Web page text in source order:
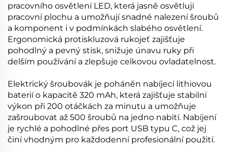
pracovního osvětlení LED, která jasně osvětlují
pracovní plochu a umožňují snadné nalezení šroubů
a komponent i v podmínkách slabého osvětlení.
Ergonomická protiskluzová rukojeť zajišťuje
pohodlný a pevný stisk, snižuje únavu ruky při
delším používání a zlepšuje celkovou ovladatelnost.
Elektrický šroubovák je poháněn nabíjecí lithiovou
baterií o kapacitě 320 mAh, která zajišťuje stabilní
výkon při 200 otáčkách za minutu a umožňuje
zašroubovat až 500 šroubů na jedno nabití. Nabíjení
je rychlé a pohodlné přes port USB typu C, což jej
činí vhodným pro každodenní profesionální použití.